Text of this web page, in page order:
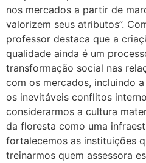
nos mercados a partir de
valorizem seus atributos”.
professor destaca que a
qualidade ainda é um
transformação social nas
com os mercados, incluindo
os inevitáveis conflitos
considerarmos a cultura
da floresta como uma
fortalecemos as instituições
treinarmos quem assessora